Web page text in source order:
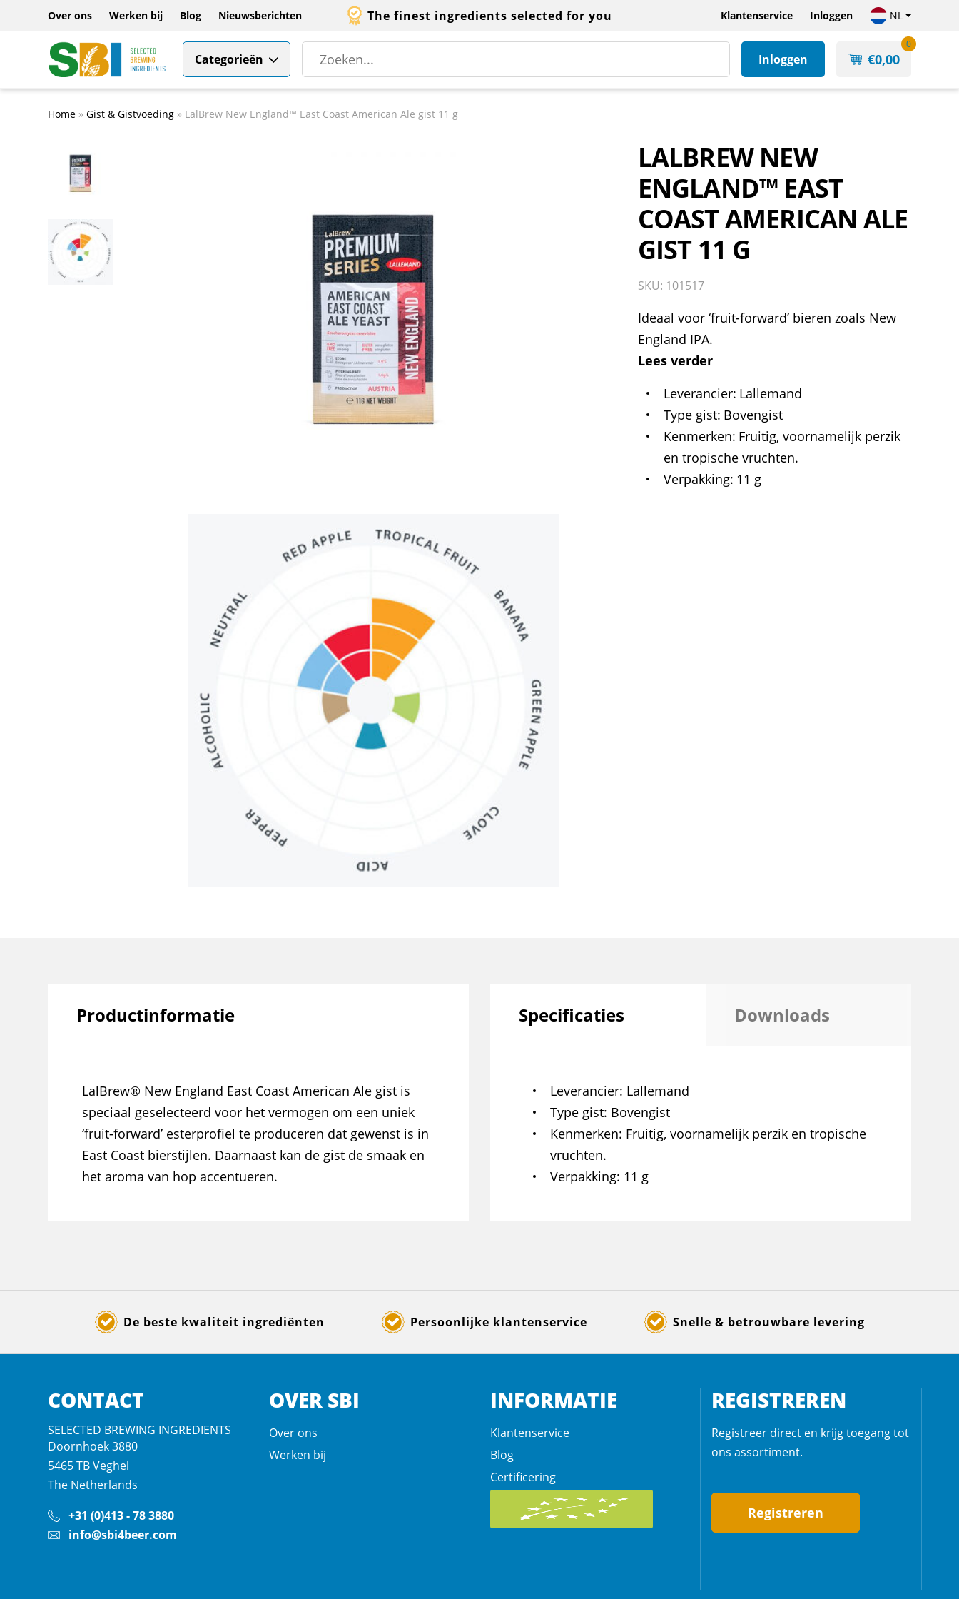
Over ons Werken bij Blog Nieuwsberichten The finest ingredients selected for you Klantenservice Inloggen NL
Categorieën Inloggen €0,00
0
Home » Gist & Gistvoeding » LalBrew New England™ East Coast American Ale gist 11 g
LALBREW NEW
ENGLAND™ EAST
COAST AMERICAN ALE
GIST 11 G
SKU: 101517
Ideaal voor ‘fruit-forward’ bieren zoals New
England IPA.
Lees verder
Leverancier Lallemand
Type gist Bovengist
Kenmerken Fruitig, voornamelijk perzik
en tropische vruchten.
Verpakking 11 g
Productinformatie
LalBrew® New England East Coast American Ale gist is
speciaal geselecteerd voor het vermogen om een uniek
‘fruit-forward’ esterprofiel te produceren dat gewenst is in
East Coast bierstijlen. Daarnaast kan de gist de smaak en
het aroma van hop accentueren.
Specificaties Downloads
Leverancier Lallemand
Type gist Bovengist
Kenmerken Fruitig, voornamelijk perzik en tropische
vruchten.
Verpakking 11 g
De beste kwaliteit ingrediënten Persoonlijke klantenservice Snelle & betrouwbare levering
CONTACT
SELECTED BREWING INGREDIENTS
Doornhoek 3880
5465 TBVeghel
The Netherlands
+31 (0)413 - 78 3880
info@sbi4beer.com
OVER SBI
Over ons
Werken bij
INFORMATIE
Klantenservice
Blog
Certificering
REGISTREREN
Registreer direct en krijg toegang tot
ons assortiment.
Registreren